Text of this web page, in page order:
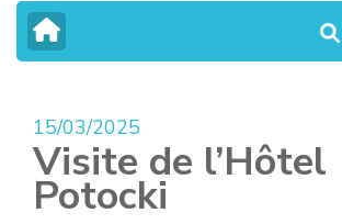
15/03/2025
Visite de l’Hôtel
Potocki